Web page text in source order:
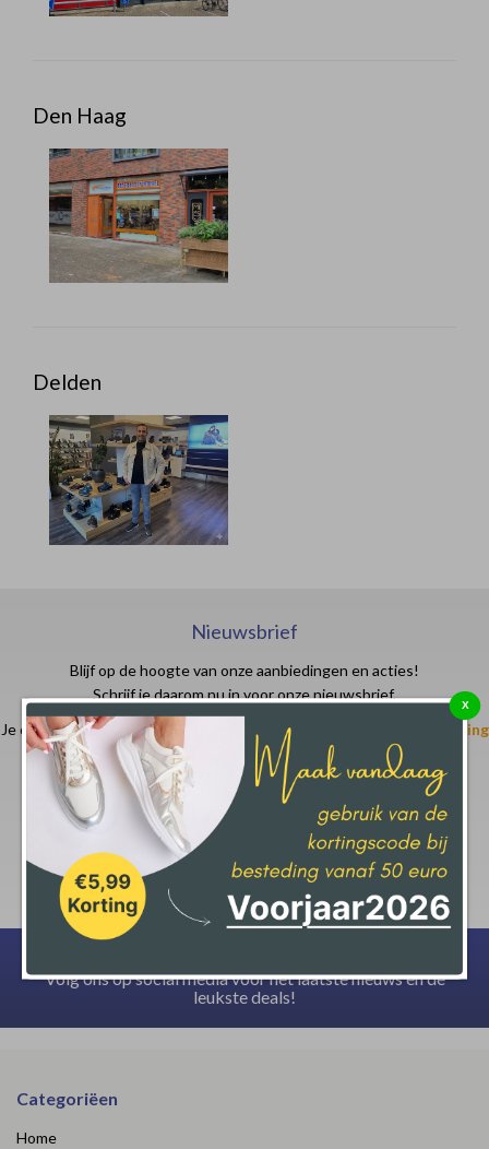
Den Haag
Delden
Nieuwsbrief
Blijf op de hoogte van onze aanbiedingen en acties!
Schrijf je daarom nu in voor onze nieuwsbrief.
Je ontvangt in je email- of spam box een code waarmee je
€ 10,- korting
krijgt op jouw aankoop.
Deze actie geld bij een minimale afname van € 50,-
Volg ons op social media voor het laatste nieuws en de
leukste deals!
Categoriëen
Home
X